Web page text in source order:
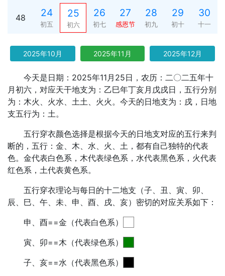
48 24
初五
25
初六
26
初七
27
感恩节
28
初九
29
初十
30
十一
2025年10月 2025年11月 2025年12月
今天是日期：2025年11月25日，农历：二〇二五年十
月初六，对应天干地支为：乙巳年丁亥月戊戌日，五行分别
为：木火、火水、土土、火火。今天的日地支为：戌，日地
支五行为：土。
五行穿衣颜色选择是根据今天的日地支对应的五行来判
断的，五行：金、木、水、火、土，都有自己独特的代表
色。金代表白色系，木代表绿色系，水代表黑色系，火代表
红色系，土代表黄色系。
五行穿衣理论与每日的十二地支（子、丑、寅、卯、
辰、巳、午、未、申、酉、戌、亥）密切的对应关系如下：
申、酉==金（代表白色系）
寅、卯==木（代表绿色系）
子、亥==水（代表黑色系）